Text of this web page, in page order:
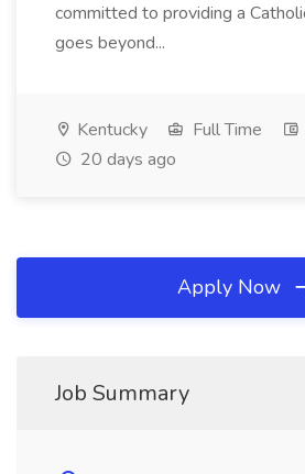
committed to providing a
goes beyond...
Kentucky Full Time
20 days ago
Apply Now
Job Summary